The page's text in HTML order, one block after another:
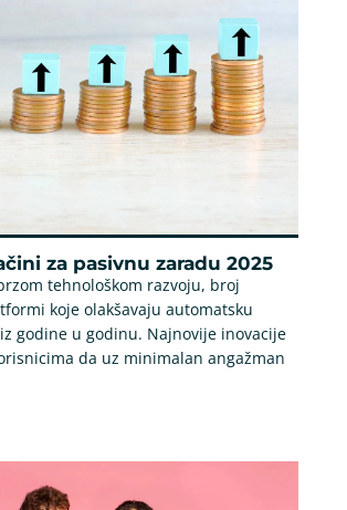
za pasivnu zaradu 2025
tehnološkom razvoju, broj
koje olakšavaju automatsku
godine u godinu. Najnovije inovacije
da uz minimalan angažman